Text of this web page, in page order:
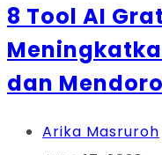
8 Tool AI
dan
Arika Masruroh